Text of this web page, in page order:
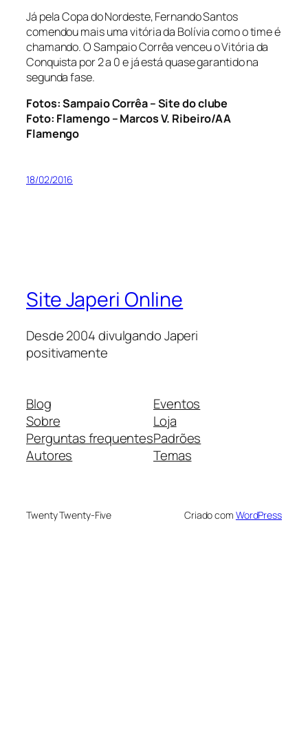
Já pela Copa do Nordeste, Fernando Santos
comendou mais uma vitória da Bolívia como o time é
chamando. O Sampaio Corrêa venceu o Vitória da
Conquista por 2 a 0 e já está quase garantido na
segunda fase.
Fotos: Sampaio Corrêa – Site do clube
Foto: Flamengo – Marcos V. Ribeiro/AA
Flamengo
18/02/2016
Site Japeri Online
Desde 2004 divulgando Japeri
positivamente
Blog
Sobre
Perguntas frequentes
Autores
Eventos
Loja
Padrões
Temas
Twenty Twenty-Five Criado com WordPress